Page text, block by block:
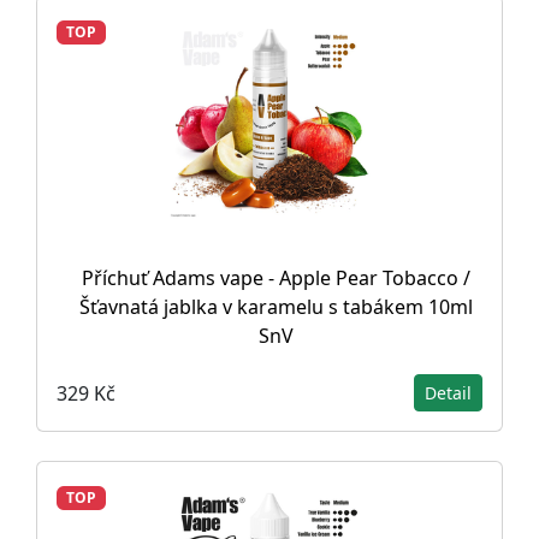
TOP
Příchuť Adams vape - Apple Pear Tobacco /
Šťavnatá jablka v karamelu s tabákem 10ml
SnV
329 Kč Detail
TOP